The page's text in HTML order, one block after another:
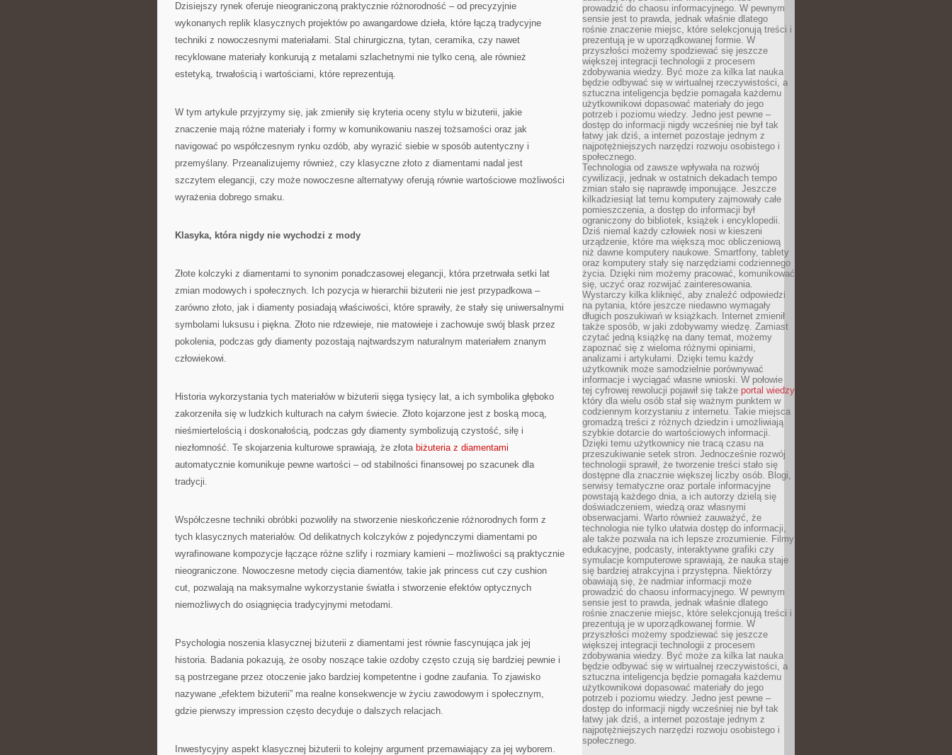
Dzisiejszy rynek oferuje nieograniczoną praktycznie różnorodność – od precyzyjnie
wykonanych replik klasycznych projektów po awangardowe dzieła, które łączą tradycyjne
techniki z nowoczesnymi materiałami. Stal chirurgiczna, tytan, ceramika, czy nawet
recyklowane materiały konkurują z metalami szlachetnymi nie tylko ceną, ale również
estetyką, trwałością i wartościami, które reprezentują.
W tym artykule przyjrzymy się, jak zmieniły się kryteria oceny stylu w biżuterii, jakie
znaczenie mają różne materiały i formy w komunikowaniu naszej tożsamości oraz jak
navigować po współczesnym rynku ozdób, aby wyrazić siebie w sposób autentyczny i
przemyślany. Przeanalizujemy również, czy klasyczne złoto z diamentami nadal jest
szczytem elegancji, czy może nowoczesne alternatywy oferują równie wartościowe możliwości
wyrażenia dobrego smaku.
Klasyka, która nigdy nie wychodzi z mody
Złote kolczyki z diamentami to synonim ponadczasowej elegancji, która przetrwała setki lat
zmian modowych i społecznych. Ich pozycja w hierarchii biżuterii nie jest przypadkowa –
zarówno złoto, jak i diamenty posiadają właściwości, które sprawiły, że stały się uniwersalnymi
symbolami luksusu i piękna. Złoto nie rdzewieje, nie matowieje i zachowuje swój blask przez
pokolenia, podczas gdy diamenty pozostają najtwardszym naturalnym materiałem znanym
człowiekowi.
Historia wykorzystania tych materiałów w biżuterii sięga tysięcy lat, a ich symbolika głęboko
zakorzeniła się w ludzkich kulturach na całym świecie. Złoto kojarzone jest z boską mocą,
nieśmiertelością i doskonałością, podczas gdy diamenty symbolizują czystość, siłę i
niezłomność. Te skojarzenia kulturowe sprawiają, że złota biżuteria z diamentami
automatycznie komunikuje pewne wartości – od stabilności finansowej po szacunek dla
tradycji.
Współczesne techniki obróbki pozwoliły na stworzenie nieskończenie różnorodnych form z
tych klasycznych materiałów. Od delikatnych kolczyków z pojedynczymi diamentami po
wyrafinowane kompozycje łączące różne szlify i rozmiary kamieni – możliwości są praktycznie
nieograniczone. Nowoczesne metody cięcia diamentów, takie jak princess cut czy cushion
cut, pozwalają na maksymalne wykorzystanie światła i stworzenie efektów optycznych
niemożliwych do osiągnięcia tradycyjnymi metodami.
Psychologia noszenia klasycznej biżuterii z diamentami jest równie fascynująca jak jej
historia. Badania pokazują, że osoby noszące takie ozdoby często czują się bardziej pewnie i
są postrzegane przez otoczenie jako bardziej kompetentne i godne zaufania. To zjawisko
nazywane „efektem biżuterii” ma realne konsekwencje w życiu zawodowym i społecznym,
gdzie pierwszy impression często decyduje o dalszych relacjach.
Inwestycyjny aspekt klasycznej biżuterii to kolejny argument przemawiający za jej wyborem.
prowadzić do chaosu informacyjnego. W pewnym
sensie jest to prawda, jednak właśnie dlatego
rośnie znaczenie miejsc, które selekcjonują treści i
prezentują je w uporządkowanej formie. W
przyszłości możemy spodziewać się jeszcze
większej integracji technologii z procesem
zdobywania wiedzy. Być może za kilka lat nauka
będzie odbywać się w wirtualnej rzeczywistości, a
sztuczna inteligencja będzie pomagała każdemu
użytkownikowi dopasować materiały do jego
potrzeb i poziomu wiedzy. Jedno jest pewne –
dostęp do informacji nigdy wcześniej nie był tak
łatwy jak dziś, a internet pozostaje jednym z
najpotężniejszych narzędzi rozwoju osobistego i
społecznego.
Technologia od zawsze wpływała na rozwój
cywilizacji, jednak w ostatnich dekadach tempo
zmian stało się naprawdę imponujące. Jeszcze
kilkadziesiąt lat temu komputery zajmowały całe
pomieszczenia, a dostęp do informacji był
ograniczony do bibliotek, książek i encyklopedii.
Dziś niemal każdy człowiek nosi w kieszeni
urządzenie, które ma większą moc obliczeniową
niż dawne komputery naukowe. Smartfony, tablety
oraz komputery stały się narzędziami codziennego
życia. Dzięki nim możemy pracować, komunikować
się, uczyć oraz rozwijać zainteresowania.
Wystarczy kilka kliknięć, aby znaleźć odpowiedzi
na pytania, które jeszcze niedawno wymagały
długich poszukiwań w książkach. Internet zmienił
także sposób, w jaki zdobywamy wiedzę. Zamiast
czytać jedną książkę na dany temat, możemy
zapoznać się z wieloma różnymi opiniami,
analizami i artykułami. Dzięki temu każdy
użytkownik może samodzielnie porównywać
informacje i wyciągać własne wnioski. W połowie
tej cyfrowej rewolucji pojawił się także portal wiedzy
który dla wielu osób stał się ważnym punktem w
codziennym korzystaniu z internetu. Takie miejsca
gromadzą treści z różnych dziedzin i umożliwiają
szybkie dotarcie do wartościowych informacji.
Dzięki temu użytkownicy nie tracą czasu na
przeszukiwanie setek stron. Jednocześnie rozwój
technologii sprawił, że tworzenie treści stało się
dostępne dla znacznie większej liczby osób. Blogi,
serwisy tematyczne oraz portale informacyjne
powstają każdego dnia, a ich autorzy dzielą się
doświadczeniem, wiedzą oraz własnymi
obserwacjami. Warto również zauważyć, że
technologia nie tylko ułatwia dostęp do informacji,
ale także pozwala na ich lepsze zrozumienie. Filmy
edukacyjne, podcasty, interaktywne grafiki czy
symulacje komputerowe sprawiają, że nauka staje
się bardziej atrakcyjna i przystępna. Niektórzy
obawiają się, że nadmiar informacji może
prowadzić do chaosu informacyjnego. W pewnym
sensie jest to prawda, jednak właśnie dlatego
rośnie znaczenie miejsc, które selekcjonują treści i
prezentują je w uporządkowanej formie. W
przyszłości możemy spodziewać się jeszcze
większej integracji technologii z procesem
zdobywania wiedzy. Być może za kilka lat nauka
będzie odbywać się w wirtualnej rzeczywistości, a
sztuczna inteligencja będzie pomagała każdemu
użytkownikowi dopasować materiały do jego
potrzeb i poziomu wiedzy. Jedno jest pewne –
dostęp do informacji nigdy wcześniej nie był tak
łatwy jak dziś, a internet pozostaje jednym z
najpotężniejszych narzędzi rozwoju osobistego i
społecznego.